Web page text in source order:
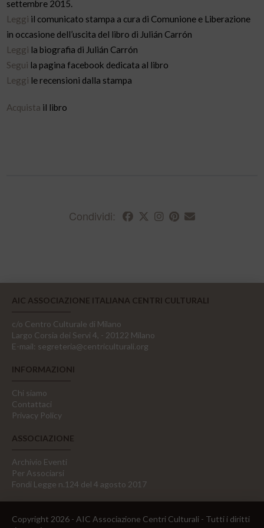
settembre 2015.
Leggi il comunicato stampa a cura di Comunione e Liberazione
in occasione dell’uscita del libro di Julián Carrón
Leggi la biografia di Julián Carrón
Segui la pagina facebook dedicata al libro
Leggi le recensioni dalla stampa
Acquista il libro
Condividi:
AIC ASSOCIAZIONE ITALIANA CENTRI CULTURALI
c/o Centro Culturale di Milano
Largo Corsia dei Servi 4, - 20122 Milano
E-mail: segreteria@centriculturali.org
INFORMAZIONI
Chi siamo
Contattaci
Privacy Policy
ASSOCIAZIONE
Archivio Eventi
Per Associarsi
Fondi Legge n.124 del 4 agosto 2017
Copyright 2026 - AIC Associazione Centri Culturali - Tutti i diritti